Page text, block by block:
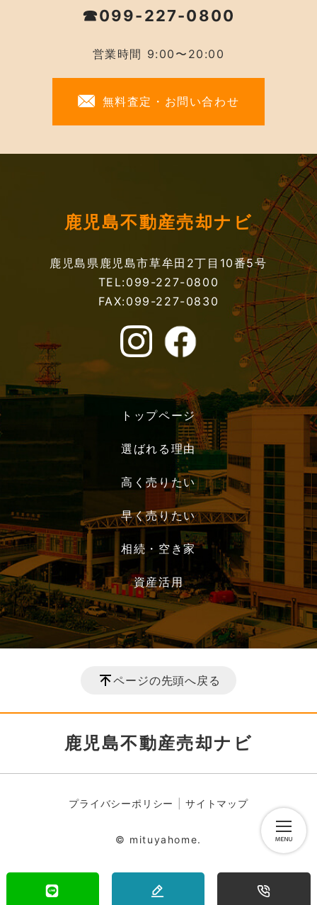
☎099-227-0800
営業時間 9:00〜20:00
無料査定・お問い合わせ
鹿児島不動産売却ナビ
鹿児島県鹿児島市草牟田2丁目10番5号
TEL:099-227-0800
FAX:099-227-0830
トップページ
選ばれる理由
高く売りたい
早く売りたい
相続・空き家
資産活用
ページの先頭へ戻る
鹿児島不動産売却ナビ
プライバシーポリシー サイトマップ
© mituyahome.